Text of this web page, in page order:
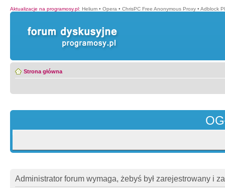
Aktualizacje na programosy.pl: Helium • Opera • ChrisPC Free Anonymous Proxy • Adblock
Strona główna
Administrator forum wymaga, żebyś był zarejestrowany i